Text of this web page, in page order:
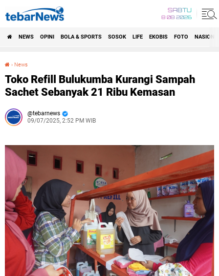
SABTU
8 08 2026
NEWS OPINI BOLA & SPORTS SOSOK LIFE EKOBIS FOTO
› News
Toko Refill Bulukumba Kurangi Sampah
Sachet Sebanyak 21 Ribu Kemasan
tebarnews
09/07/2025, 2:52 PM WIB